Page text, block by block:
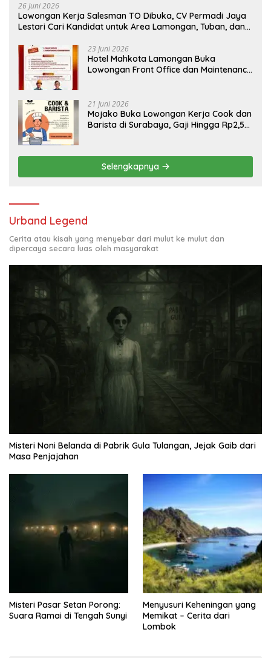
26 Juni 2026
Lowongan Kerja Salesman TO Dibuka, CV Permadi Jaya
Lestari Cari Kandidat untuk Area Lamongan, Tuban, dan
23 Juni 2026
Hotel Mahkota Lamongan Buka
Lowongan Front Office dan Maintenance
21 Juni 2026
Mojako Buka Lowongan Kerja Cook dan
Barista di Surabaya, Gaji Hingga Rp2,5
Selengkapnya
Urband Legend
Cerita atau kisah yang menyebar dari mulut ke mulut dan
dipercaya secara luas oleh masyarakat
Misteri Noni Belanda di Pabrik Gula Tulangan, Jejak Gaib dari
Masa Penjajahan
Misteri Pasar Setan Porong:
Suara Ramai di Tengah Sunyi
Menyusuri Keheningan yang
Memikat – Cerita dari
Lombok